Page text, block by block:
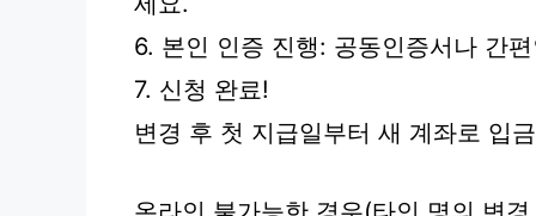
6. 본인 인증 진행: 공동인증서나 간
7. 신청 완료!
변경 후 첫 지급일부터 새 계좌로 입